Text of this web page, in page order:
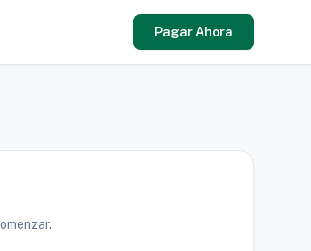
Pagar Ahora